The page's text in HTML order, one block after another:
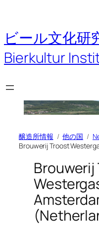
を
ス
キ
ッ
ビール文化研
Bierkultur
醸造所情報 他の国
Brouwerij Troost